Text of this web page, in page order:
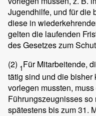
Jugendhilfe, und für die
diese in
gelten die laufenden
des Gesetzes zum
(2) 1Für Mitarbeitende,
tätig sind und die
vorlegen mussten,
Führungszeugnisses
spätestens bis zum 31.